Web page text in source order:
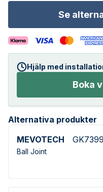
Se
Hjälp med
Boka
Alternativa produkter
MEVOTECH
GK7399
Ball Joint